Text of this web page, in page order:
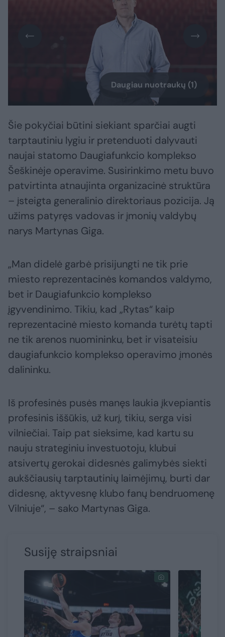
Daugiau nuotraukų (1)
Šie pokyčiai būtini siekiant sparčiai augti
tarptautiniu lygiu ir pretenduoti dalyvauti
naujai statomo Daugiafunkcio komplekso
Šeškinėje operavime. Susirinkimo metu buvo
patvirtinta atnaujinta organizacinė struktūra
– įsteigta generalinio direktoriaus pozicija. Ją
užims patyręs vadovas ir įmonių valdybų
narys Martynas Giga.
„Man didelė garbė prisijungti ne tik prie
miesto reprezentacinės komandos valdymo,
bet ir Daugiafunkcio komplekso
įgyvendinimo. Tikiu, kad „Rytas“ kaip
reprezentacinė miesto komanda turėtų tapti
ne tik arenos nuomininku, bet ir visateisiu
daugiafunkcio komplekso operavimo įmonės
dalininku.
Iš profesinės pusės manęs laukia įkvepiantis
profesinis iššūkis, už kurį, tikiu, serga visi
vilniečiai. Taip pat sieksime, kad kartu su
nauju strateginiu investuotoju, klubui
atsivertų gerokai didesnės galimybės siekti
aukščiausių tarptautinių laimėjimų, burti dar
didesnę, aktyvesnę klubo fanų bendruomenę
Vilniuje“, – sako Martynas Giga.
Susiję straipsniai